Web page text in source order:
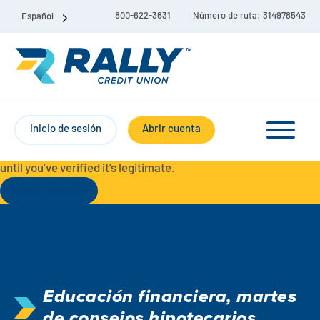
Español 800-622-3631 Número de ruta: 314978543
Inicio de sesión Abrir cuenta
Cuenta corriente Liberty
Ahorro
contact Rally Credit Union using our official phone numbers. If
you receive a letter, email, text message, or other
until you’ve verified it’s legitimate.
Educación financiera, martes